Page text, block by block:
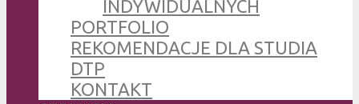
INDYWIDUALNYCH
PORTFOLIO
REKOMENDACJE DLA STUDIA
DTP
KONTAKT